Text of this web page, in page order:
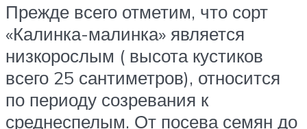
Прежде всего отметим, что сорт
«Калинка-малинка» является
низкорослым ( высота кустиков
всего 25 сантиметров), относится
по периоду созревания к
среднеспелым. От посева семян до